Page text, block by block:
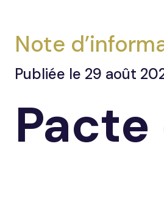
Note
Publiée le 29 août
Pacte